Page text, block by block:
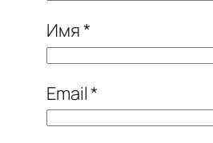
Имя*
Email*